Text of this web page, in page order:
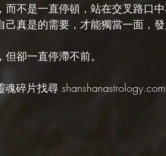
不是一直停頓，站在交叉路口
真是的需要，才能獨當一面，
卻一直停滯不前。
碎片找尋 shanshanastrology.com